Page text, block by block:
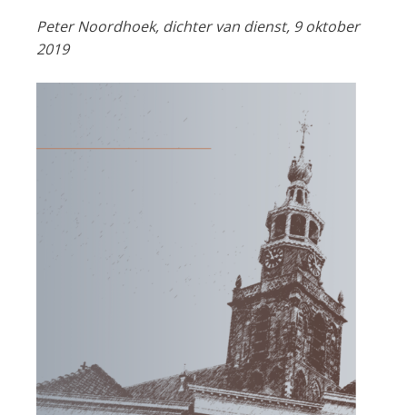
Peter Noordhoek, dichter van dienst, 9 oktober
2019